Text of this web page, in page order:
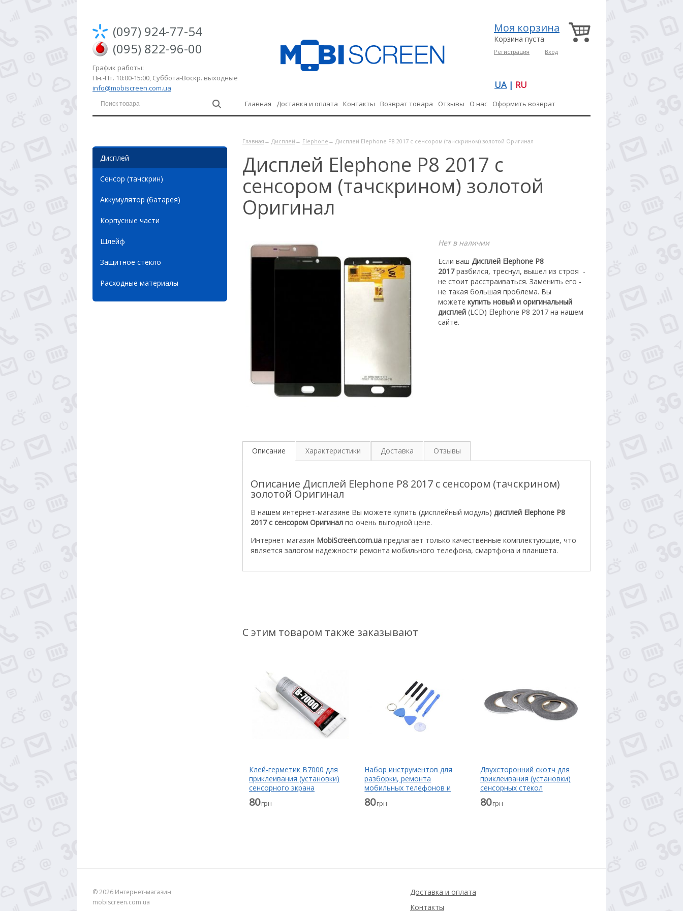
Моя корзина
Корзина пуста
Регистрация Вход
(097) 924-77-54
(095) 822-96-00
График работы:
Пн.-Пт. 10:00-15:00, Суббота-Воскр. выходные
info@mobiscreen.com.ua
UA | RU
Главная Доставка и оплата Контакты Возврат товара Отзывы О нас Оформить возврат
Главная → Дисплей → Elephone → Дисплей Elephone P8 2017 с сенсором (тачскрином) золотой Оригинал
Дисплей Elephone P8 2017 с
сенсором (тачскрином) золотой
Оригинал
Нет в наличии
Если ваш Дисплей Elephone P8
2017разбился, треснул, вышел из строя -
не стоит расстраиваться. Заменить его -
не такая большая проблема. Вы
можете купить новый и оригинальный
дисплей (LCD) Elephone P8 2017 на нашем
сайте.
Описание Характеристики Доставка Отзывы
Описание Дисплей Elephone P8 2017 с сенсором (тачскрином)
золотой Оригинал
В нашем интернет-магазине Вы можете купить (дисплейный модуль) дисплей Elephone P8
2017с сенсором Оригинал по очень выгодной цене.
Интернет магазин MobiScreen.com.ua предлагает только качественные комплектующие, что
является залогом надежности ремонта мобильного телефона, смартфона и планшета.
С этим товаром также заказывают
Клей-герметик B7000 для
приклеивания (установки)
сенсорного экрана
(тачскрина), дисплея
(модуля) прозрачный 15 мл
80грн
Набор инструментов для
разборки, ремонта
мобильных телефонов и
планшетов
80грн
Двухсторонний скотч для
приклеивания (установки)
сенсорных стекол
(тачскринов), дисплеев
(модулей) и корпусов к их
80грн
Дисплей
Сенсор (тачскрин)
Аккумулятор (батарея)
Корпусные части
Шлейф
Защитное стекло
Расходные материалы
© 2026 Интернет-магазин
mobiscreen.com.ua
Доставка и оплата
Контакты